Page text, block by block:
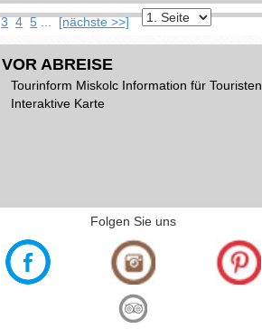
3 4 5 ... [nächste >>]
VOR ABREISE
Tourinform Miskolc Information für Touristen
Interaktive Karte
Folgen Sie uns